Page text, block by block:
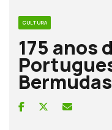
CULTURA
175 anos